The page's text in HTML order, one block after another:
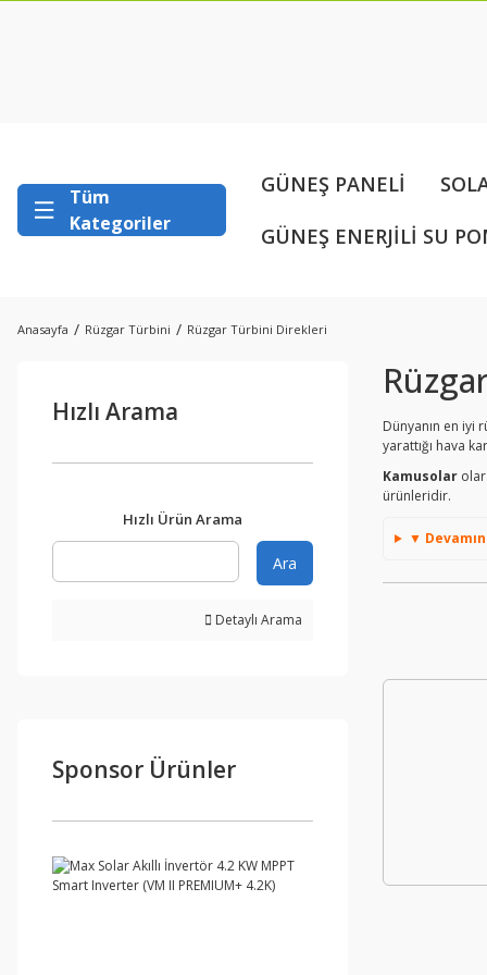
Tüm
Kategoriler
GÜNEŞ PANELİ
GÜNEŞ ENERJİLİ SU
Anasayfa Rüzgar Türbini Rüzgar Türbini Direkleri
Hızlı Arama
Hızlı Ürün Arama
Ara
Detaylı Arama
Sponsor Ürünler
Dünyanın en iyi
yarattığı hava
Kamusolar
ürünleridir.
▼